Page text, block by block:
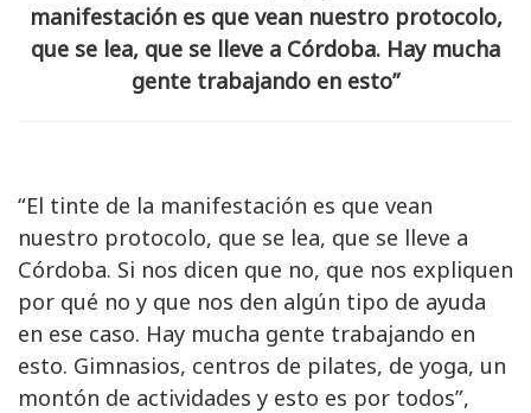
manifestación es que vean nuestro protocolo,
que se lea, que se lleve a Córdoba. Hay mucha
gente trabajando en esto”
“El tinte de la manifestación es que vean
nuestro protocolo, que se lea, que se lleve a
Córdoba. Si nos dicen que no, que nos expliquen
por qué no y que nos den algún tipo de ayuda
en ese caso. Hay mucha gente trabajando en
esto. Gimnasios, centros de pilates, de yoga, un
montón de actividades y esto es por todos”,